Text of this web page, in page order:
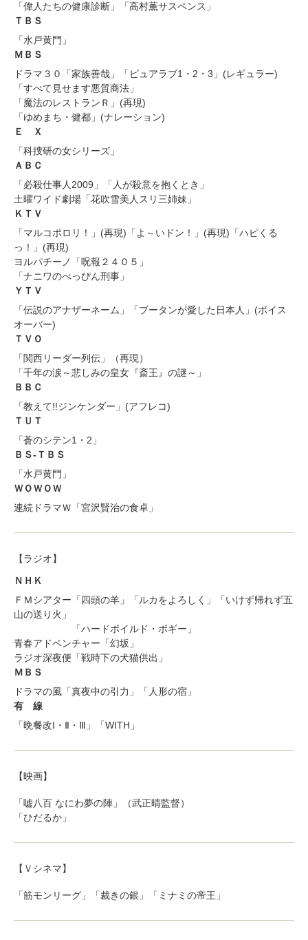
「偉人たちの健康診断」「高村薫サスペンス」
ＴＢＳ
「水戸黄門」
ＭＢＳ
ドラマ３０「家族善哉」「ピュアラブ1・2・3」(レギュラー)
「すべて見せます悪質商法」
「魔法のレストランＲ」(再現)
「ゆめまち・健都」(ナレーション)
Ｅ Ｘ
「科捜研の女シリーズ」
ＡＢＣ
「必殺仕事人2009」「人が殺意を抱くとき」
土曜ワイド劇場「花吹雪美人スリ三姉妹」
ＫＴＶ
「マルコポロリ！」(再現)「よ～いドン！」(再現)「ハピくる
っ！」(再現)
ヨルパチーノ「呪報２４０５」
「ナニワのべっぴん刑事」
ＹＴＶ
「伝説のアナザーネーム」「ブータンが愛した日本人」(ボイス
オーバー)
ＴＶＯ
「関西リーダー列伝」（再現）
「千年の涙～悲しみの皇女『斎王』の謎～」
ＢＢＣ
「教えて!!ジンケンダー」(アフレコ)
ＴＵＴ
「蒼のシテン1・2」
ＢＳ-ＴＢＳ
「水戸黄門」
ＷＯＷＯＷ
連続ドラマＷ「宮沢賢治の食卓」
【ラジオ】
ＮＨＫ
ＦＭシアター「四頭の羊」「ルカをよろしく」「いけず帰れず五
山の送り火」
「ハードボイルド・ボギー」
青春アドベンチャー「幻坂」
ラジオ深夜便「戦時下の犬猫供出」
ＭＢＳ
ドラマの風「真夜中の引力」「人形の宿」
有 線
「晩餐改I・Ⅱ・Ⅲ」「WITH」
【映画】
「嘘八百 なにわ夢の陣」（武正晴監督）
「ひだるか」
【Ｖシネマ】
「筋モンリーグ」「裁きの銀」「ミナミの帝王」